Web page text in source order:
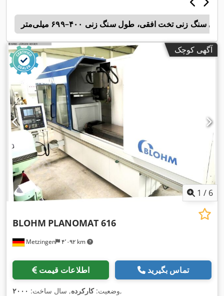
سنگ زنی تخت افقی، طول سنگ زنی ۴۰۰–۶۹۹ میلی‌متر
آگهی کوچک
1 / 6
Metzingen ۴٬۰۹۲ km
BLOHM PLANOMAT 616
اطلاعات قیمت تماس بگیرید
وضعیت:کارکرده, سال ساخت: ۲۰۰۰ ,